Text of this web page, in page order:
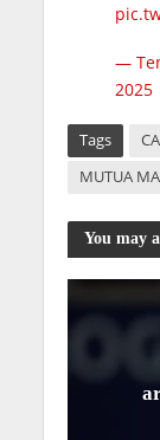
—
2025
Tags
MUTUA
You may